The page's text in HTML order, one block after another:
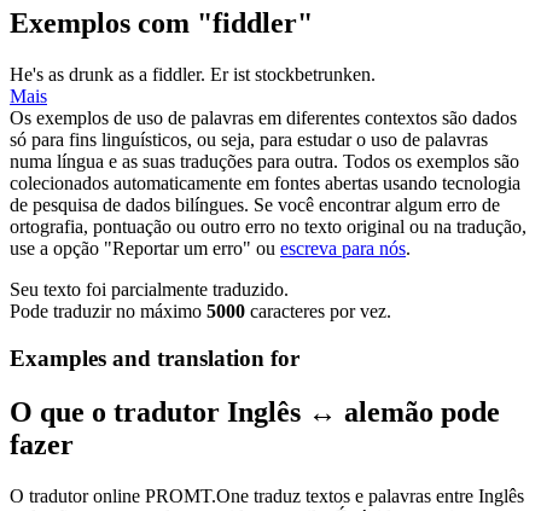
Exemplos com "fiddler"
He's as drunk as a fiddler. Er ist stockbetrunken.
Mais
Os exemplos de uso de palavras em diferentes contextos são dados
só para fins linguísticos, ou seja, para estudar o uso de palavras
numa língua e as suas traduções para outra. Todos os exemplos são
colecionados automaticamente em fontes abertas usando tecnologia
de pesquisa de dados bilíngues. Se você encontrar algum erro de
ortografia, pontuação ou outro erro no texto original ou na tradução,
use a opção "Reportar um erro" ou escreva para nós.
Seu texto foi parcialmente traduzido.
Pode traduzir no máximo 5000 caracteres por vez.
Examples and translation for
O que o tradutor Inglês ↔ alemão pode
fazer
O tradutor online PROMT.One traduz textos e palavras entre Inglês